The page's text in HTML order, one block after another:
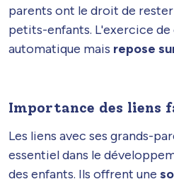
parents ont le droit de
petits-enfants. L'exercice de
automatique mais repose
Importance des liens
Les liens avec ses grands-
essentiel dans le
des enfants. Ils offrent une